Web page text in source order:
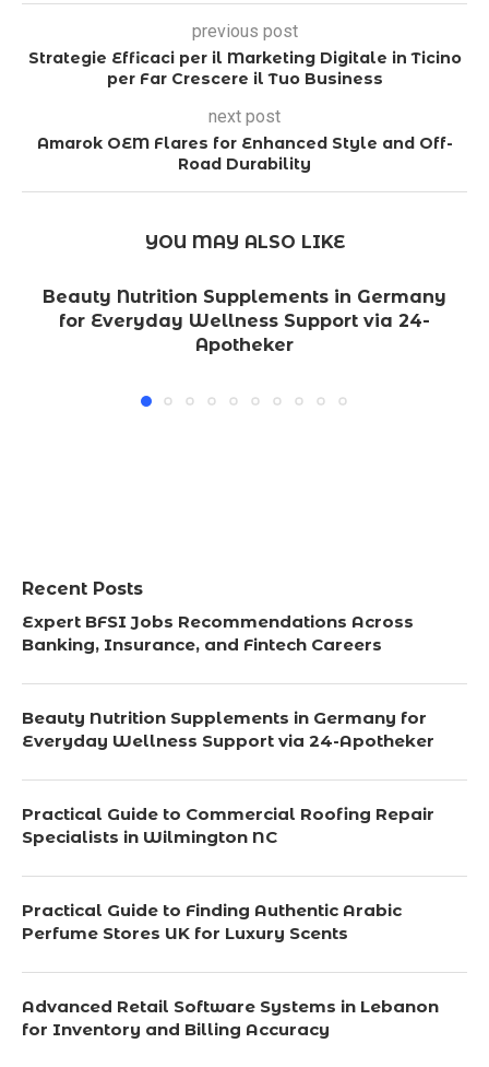
previous post
Strategie Efficaci per il Marketing Digitale in Ticino
per Far Crescere il Tuo Business
next post
Amarok OEM Flares for Enhanced Style and Off-
Road Durability
YOU MAY ALSO LIKE
Beauty Nutrition Supplements in Germany
for Everyday Wellness Support via 24-
Apotheker
Recent Posts
Expert BFSI Jobs Recommendations Across
Banking, Insurance, and Fintech Careers
Beauty Nutrition Supplements in Germany for
Everyday Wellness Support via 24-Apotheker
Practical Guide to Commercial Roofing Repair
Specialists in Wilmington NC
Practical Guide to Finding Authentic Arabic
Perfume Stores UK for Luxury Scents
Advanced Retail Software Systems in Lebanon
for Inventory and Billing Accuracy